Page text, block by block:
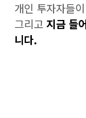
개인 투자자들
그리고 지금 들
니다.